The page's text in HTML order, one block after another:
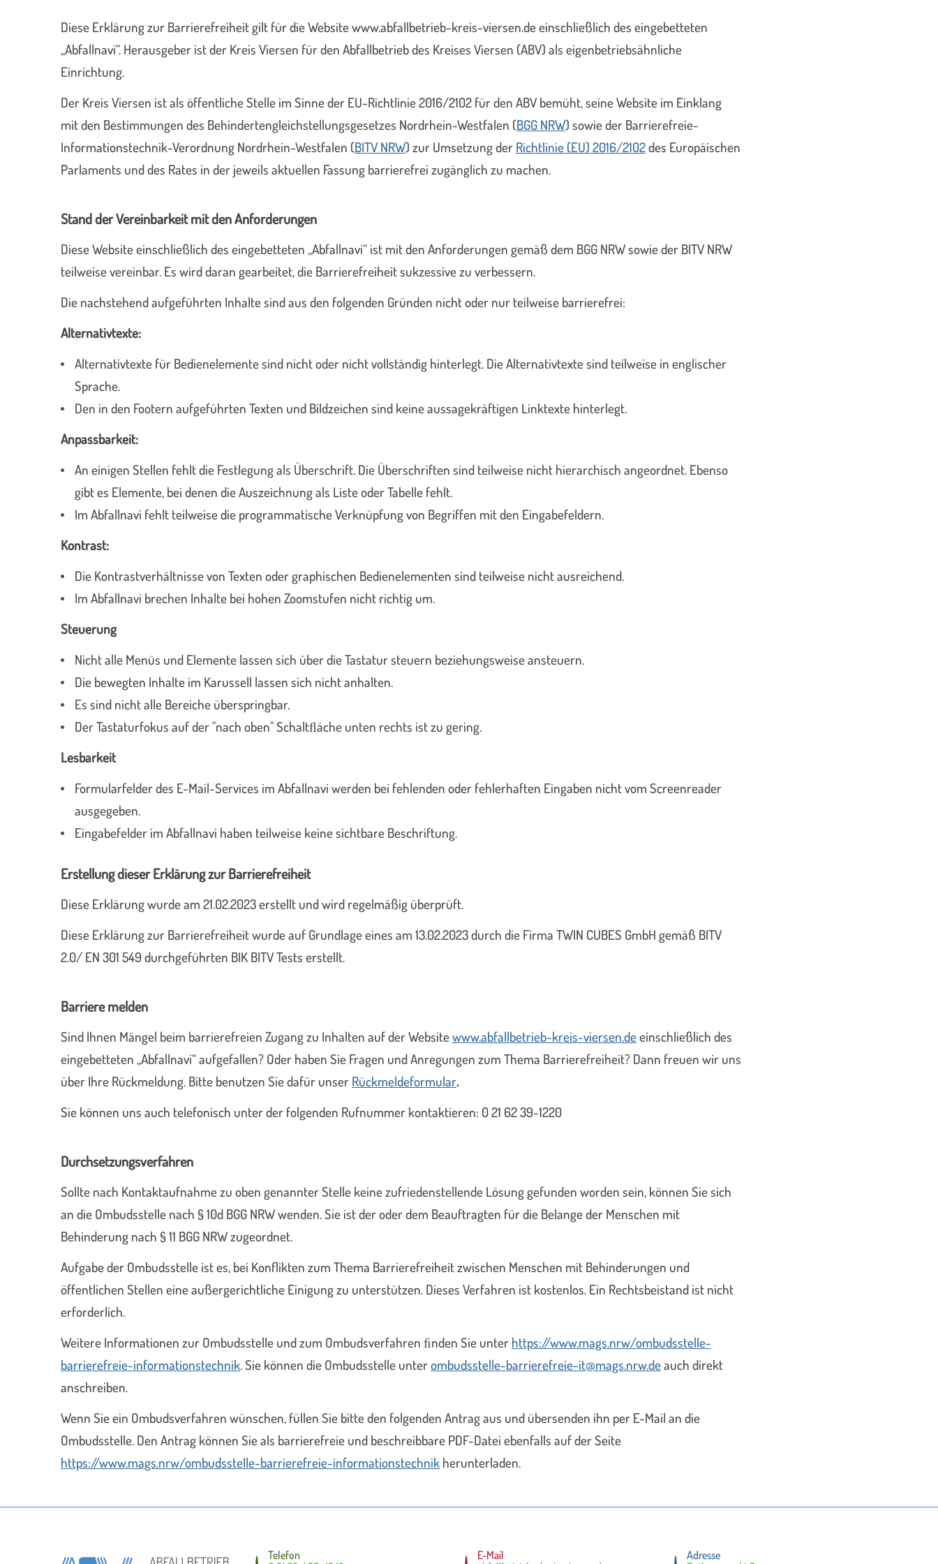
Diese Erklärung zur Barrierefreiheit gilt für die Website www.abfallbetrieb-kreis-viersen.de einschließlich des eingebetteten
„Abfallnavi“. Herausgeber ist der Kreis Viersen für den Abfallbetrieb des Kreises Viersen (ABV) als eigenbetriebsähnliche
Einrichtung.
Der Kreis Viersen ist als öffentliche Stelle im Sinne der EU-Richtlinie 2016/2102 für den ABV bemüht, seine Website im Einklang
mit den Bestimmungen des Behindertengleichstellungsgesetzes Nordrhein-Westfalen (BGG NRW) sowie der Barrierefreie-
Informationstechnik-Verordnung Nordrhein-Westfalen (BITV NRW) zur Umsetzung der Richtlinie (EU) 2016/2102des Europäischen
Parlaments und des Rates in der jeweils aktuellen Fassung barrierefrei zugänglich zu machen.
Stand der Vereinbarkeit mit den Anforderungen
Diese Website einschließlich des eingebetteten „Abfallnavi“ ist mit den Anforderungen gemäß dem BGG NRW sowie der BITV NRW
teilweise vereinbar. Es wird daran gearbeitet, die Barrierefreiheit sukzessive zu verbessern.
Die nachstehend aufgeführten Inhalte sind aus den folgenden Gründen nicht oder nur teilweise barrierefrei:
Alternativtexte:
Alternativtexte für Bedienelemente sind nicht oder nicht vollständig hinterlegt. Die Alternativtexte sind teilweise in englischer
Sprache.
Den in den Footern aufgeführten Texten und Bildzeichen sind keine aussagekräftigen Linktexte hinterlegt.
Anpassbarkeit:
An einigen Stellen fehlt die Festlegung als Überschrift. Die Überschriften sind teilweise nicht hierarchisch angeordnet. Ebenso
gibt es Elemente, bei denen die Auszeichnung als Liste oder Tabelle fehlt.
Im Abfallnavi fehlt teilweise die programmatische Verknüpfung von Begriffen mit den Eingabefeldern.
Kontrast:
Die Kontrastverhältnisse von Texten oder graphischen Bedienelementen sind teilweise nicht ausreichend.
Im Abfallnavi brechen Inhalte bei hohen Zoomstufen nicht richtig um.
Steuerung
Nicht alle Menüs und Elemente lassen sich über die Tastatur steuern beziehungsweise ansteuern.
Die bewegten Inhalte im Karussell lassen sich nicht anhalten.
Es sind nicht alle Bereiche überspringbar.
Der Tastaturfokus auf der "nach oben" Schaltﬂäche unten rechts ist zu gering.
Lesbarkeit
Formularfelder des E-Mail-Services im Abfallnavi werden bei fehlenden oder fehlerhaften Eingaben nicht vom Screenreader
ausgegeben.
Eingabefelder im Abfallnavi haben teilweise keine sichtbare Beschriftung.
Erstellung dieser Erklärung zur Barrierefreiheit
Diese Erklärung wurde am 21.02.2023 erstellt und wird regelmäßig überprüft.
Diese Erklärung zur Barrierefreiheit wurde auf Grundlage eines am 13.02.2023 durch die Firma TWIN CUBES GmbH gemäß BITV
2.0/ EN 301 549 durchgeführten BIK BITV Tests erstellt.
Barriere melden
Sind Ihnen Mängel beim barrierefreien Zugang zu Inhalten auf der Websitewww.abfallbetrieb-kreis-viersen.deeinschließlich des
eingebetteten „Abfallnavi“ aufgefallen? Oder haben Sie Fragen und Anregungen zum Thema Barrierefreiheit? Dann freuen wir uns
über Ihre Rückmeldung. Bitte benutzen Sie dafür unser Rückmeldeformular.
Sie können uns auch telefonisch unter der folgenden Rufnummer kontaktieren: 0 21 62 39-1220
Durchsetzungsverfahren
Sollte nach Kontaktaufnahme zu oben genannter Stelle keine zufriedenstellende Lösung gefunden worden sein, können Sie sich
an die Ombudsstelle nach § 10d BGG NRW wenden. Sie ist der oder dem Beauftragten für die Belange der Menschen mit
Behinderung nach § 11 BGG NRW zugeordnet.
Aufgabe der Ombudsstelle ist es, bei Konflikten zum Thema Barrierefreiheit zwischen Menschen mit Behinderungen und
öffentlichen Stellen eine außergerichtliche Einigung zu unterstützen. Dieses Verfahren ist kostenlos. Ein Rechtsbeistand ist nicht
erforderlich.
Weitere Informationen zur Ombudsstelle und zum Ombudsverfahren ﬁnden Sie unter https://www.mags.nrw/ombudsstelle-
barrierefreie-informationstechnik. Sie können die Ombudsstelle unterombudsstelle-barrierefreie-it@mags.nrw.deauch direkt
anschreiben.
Wenn Sie ein Ombudsverfahren wünschen, füllen Sie bitte den folgenden Antrag aus und übersenden ihn per E-Mail an die
Ombudsstelle. Den Antrag können Sie als barrierefreie und beschreibbare PDF-Datei ebenfalls auf der Seite
https://www.mags.nrw/ombudsstelle-barrierefreie-informationstechnik herunterladen.
Telefon
E-Mail
Adresse